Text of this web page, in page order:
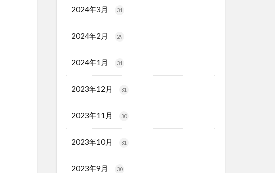
2024年3月 31
2024年2月 29
2024年1月 31
2023年12月 31
2023年11月 30
2023年10月 31
2023年9月 30